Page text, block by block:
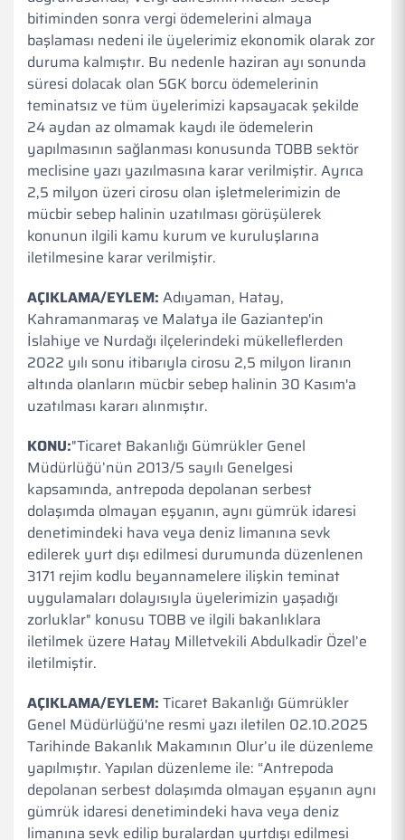
bitiminden sonra vergi ödemelerini almaya
başlaması nedeni ile üyelerimiz ekonomik olarak zor
duruma kalmıştır. Bu nedenle haziran ayı sonunda
süresi dolacak olan SGK borcu ödemelerinin
teminatsız ve tüm üyelerimizi kapsayacak şekilde
24 aydan az olmamak kaydı ile ödemelerin
yapılmasının sağlanması konusunda TOBB sektör
meclisine yazı yazılmasına karar verilmiştir. Ayrıca
2,5 milyon üzeri cirosu olan işletmelerimizin de
mücbir sebep halinin uzatılması görüşülerek
konunun ilgili kamu kurum ve kuruluşlarına
iletilmesine karar verilmiştir.
AÇIKLAMA/EYLEM: Adıyaman, Hatay,
Kahramanmaraş ve Malatya ile Gaziantep'in
İslahiye ve Nurdağı ilçelerindeki mükelleflerden
2022 yılı sonu itibarıyla cirosu 2,5 milyon liranın
altında olanların mücbir sebep halinin 30 Kasım'a
uzatılması kararı alınmıştır.
KONU:"Ticaret Bakanlığı Gümrükler Genel
Müdürlüğü’nün 2013/5 sayılı Genelgesi
kapsamında, antrepoda depolanan serbest
dolaşımda olmayan eşyanın, aynı gümrük idaresi
denetimindeki hava veya deniz limanına sevk
edilerek yurt dışı edilmesi durumunda düzenlenen
3171 rejim kodlu beyannamelere ilişkin teminat
uygulamaları dolayısıyla üyelerimizin yaşadığı
zorluklar" konusu TOBB ve ilgili bakanlıklara
iletilmek üzere Hatay Milletvekili Abdulkadir Özel’e
iletilmiştir.
AÇIKLAMA/EYLEM: Ticaret Bakanlığı Gümrükler
Genel Müdürlüğü'ne resmi yazı iletilen 02.10.2025
Tarihinde Bakanlık Makamının Olur’u ile düzenleme
yapılmıştır. Yapılan düzenleme ile: “Antrepoda
depolanan serbest dolaşımda olmayan eşyanın aynı
gümrük idaresi denetimindeki hava veya deniz
limanına sevk edilip buralardan yurtdışı edilmesi